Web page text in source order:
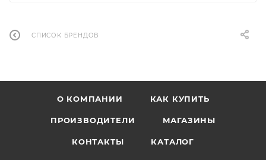
СПИСОК БРЕНДОВ
О КОМПАНИИ КАК КУПИТЬ
ПРОИЗВОДИТЕЛИ МАГАЗИНЫ
КОНТАКТЫ КАТАЛОГ